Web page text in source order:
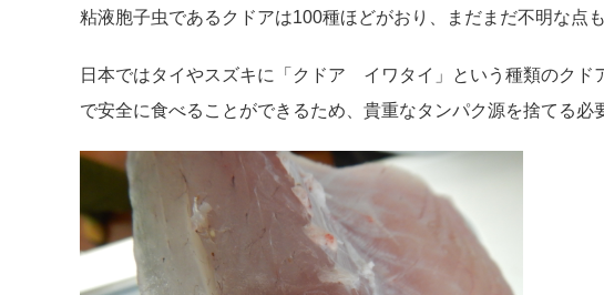
粘液胞子虫であるクドアは100種ほどがおり、まだまだ不明な点
日本ではタイやスズキに「クドア イワタイ」という種類のクド
で安全に食べることができるため、貴重なタンパク源を捨てる必